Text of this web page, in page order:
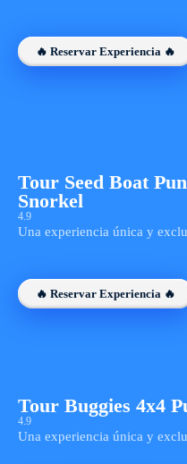
🔥 Reservar Experiencia 🔥
Tour Seed Boat
Snorkel
4.9
Una experiencia única y
🔥 Reservar Experiencia 🔥
Tour Buggies 4x4
4.9
Una experiencia única y